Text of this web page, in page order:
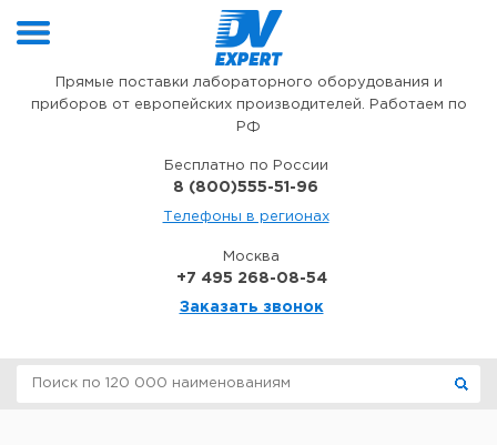
Прямые поставки лабораторного оборудования и
приборов от европейских производителей. Работаем по
РФ
Бесплатно по России
8 (800)555-51-96
Телефоны в регионах
Москва
+7 495 268-08-54
Заказать звонок